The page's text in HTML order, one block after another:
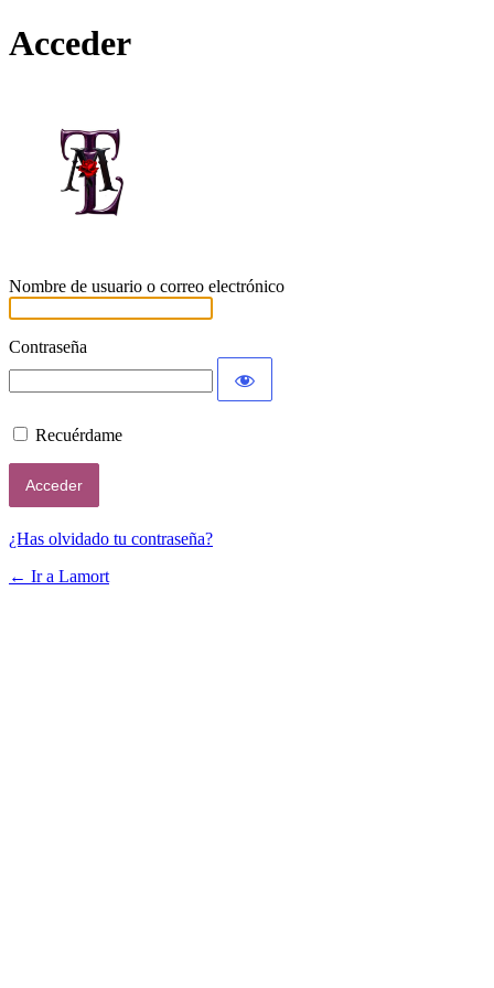
Acceder
Nombre de usuario o correo electrónico
Contraseña
Recuérdame
¿Has olvidado tu contraseña?
← Ir a Lamort